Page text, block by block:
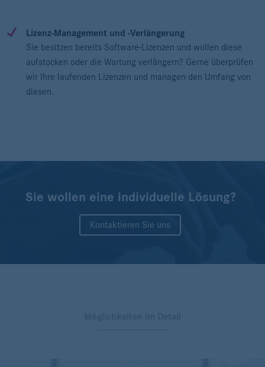
Lizenz-Management und -Verlängerung
Sie besitzen bereits Software-Lizenzen und wollen diese
aufstocken oder die Wartung verlängern? Gerne überprüfen
wir Ihre laufenden Lizenzen und managen den Umfang von
diesen.
Sie wollen eine individuelle Lösung?
Kontaktieren Sie uns